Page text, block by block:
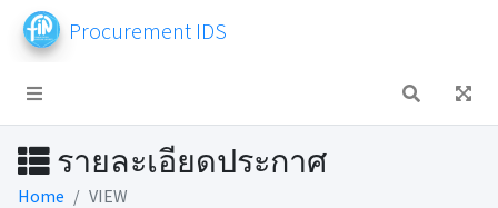
Procurement IDS
รายละเอียดประกาศ
Home VIEW